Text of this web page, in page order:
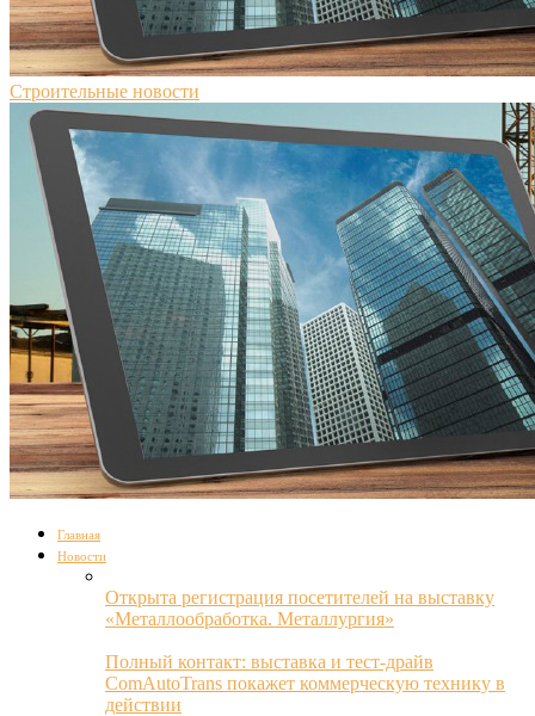
Строительные новости
Главная
Новости
Открыта регистрация посетителей на выставку
«Металлообработка. Металлургия»
Полный контакт: выставка и тест-драйв
ComAutoTrans покажет коммерческую технику в
действии